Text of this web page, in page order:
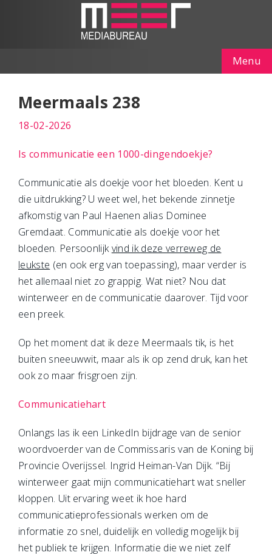
Menu
Meermaals 238
18-02-2026
Is communicatie een 1000-dingendoekje?
Communicatie als doekje voor het bloeden. Kent u
die uitdrukking? U weet wel, het bekende zinnetje
afkomstig van Paul Haenen alias Dominee
Gremdaat. Communicatie als doekje voor het
bloeden. Persoonlijkvind ik deze verreweg de
leukste (en ook erg van toepassing), maar verder is
het allemaal niet zo grappig. Wat niet? Nou dat
winterweer en de communicatie daarover. Tijd voor
een preek.
Op het moment dat ik deze Meermaals tik, is het
buiten sneeuwwit, maar als ik op zend druk, kan het
ook zo maar frisgroen zijn.
Communicatiehart
Onlangs las ik een LinkedIn bijdrage van de senior
woordvoerder van de Commissaris van de Koning bij
Provincie Overijssel. Ingrid Heiman-Van Dijk. “Bij
winterweer gaat mijn communicatiehart wat sneller
kloppen. Uit ervaring weet ik hoe hard
communicatieprofessionals werken om de
informatie zo snel, duidelijk en volledig mogelijk bij
het publiek te krijgen. Informatie die we niet zelf